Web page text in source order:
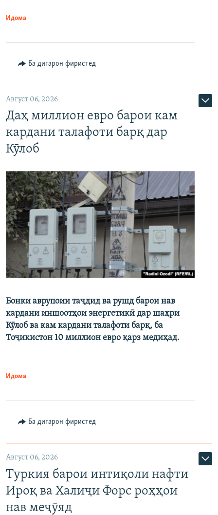
Идома
Ба дигарон фиристед
Август 06, 2026
Даҳ миллион евро барои кам
кардани талафоти барқ дар
Кӯлоб
Бонки аврупоии таҷдид ва рушд барои нав
кардани иншоотҳои энергетикӣ дар шаҳри
Кӯлоб ва кам кардани талафоти барқ, ба
Тоҷикистон 10 миллион евро қарз медиҳад.
Идома
Ба дигарон фиристед
Август 06, 2026
Туркия барои интиқоли нафти
Ироқ ва Халиҷи Форс роҳҳои
нав меҷӯяд